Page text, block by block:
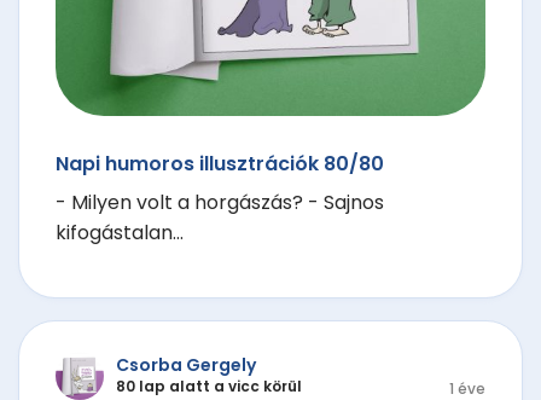
Napi humoros illusztrációk 80/80
- Milyen volt a horgászás? - Sajnos
kifogástalan...
Csorba Gergely
80 lap alatt a vicc körül 1 éve